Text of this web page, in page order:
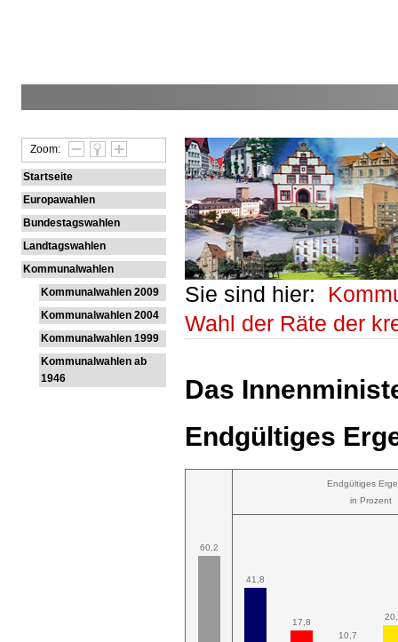
Zoom:
Startseite
Europawahlen
Bundestagswahlen
Landtagswahlen
Kommunalwahlen
Kommunalwahlen 2009
Kommunalwahlen 2004
Kommunalwahlen 1999
Kommunalwahlen ab
1946
Sie sind hier:
Wahl der Räte der
Das
Endgültiges
60,2
Endgültiges
in Prozent
41,8
17,8
10,7